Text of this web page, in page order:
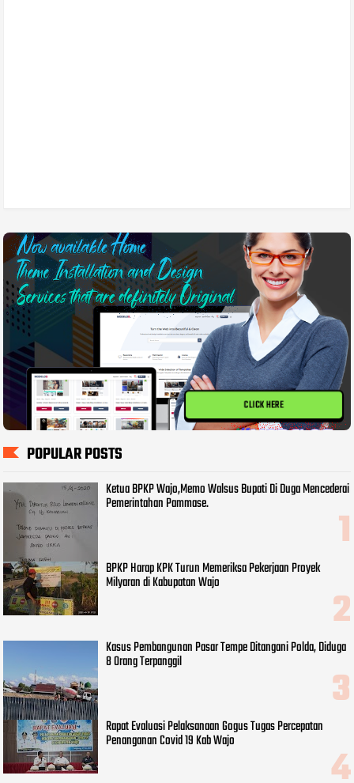
CLICK HERE
POPULAR POSTS
Ketua BPKP Wajo,Memo Walsus Bupati Di Duga Mencederai
Pemerintahan Pammase.
BPKP Harap KPK Turun Memeriksa Pekerjaan Proyek
Milyaran di Kabupatan Wajo
Kasus Pembangunan Pasar Tempe Ditangani Polda, Diduga
8 Orang Terpanggil
Rapat Evaluasi Pelaksanaan Gogus Tugas Percepatan
Penanganan Covid 19 Kab Wajo